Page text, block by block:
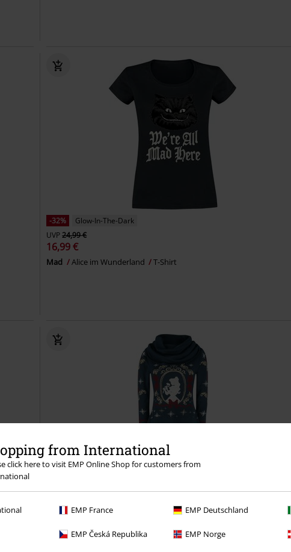
from International
click here to visit EMP Online Shop for customers from
EMP France EMP Deutschland
EMP Česká Republika EMP Norge
-32%
Glow-In-The-Dark
UVP24,99 €
16,99 €
Mad Alice im Wunderland T-Shirt
Exklusiv
Neu
UVPab74,99 €
Belle Die Schöne und das Biest Mittellanges Kleid